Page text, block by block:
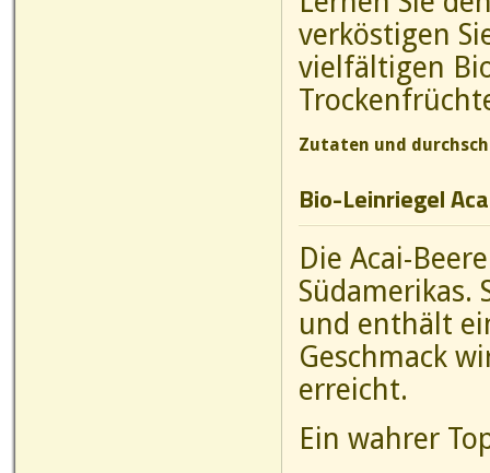
verköstigen
vielfältigen
Zutaten und
Bio-Leinriegel
Die Acai-
Südamerikas.
und enthält
Geschmack
erreicht.
Ein wahrer